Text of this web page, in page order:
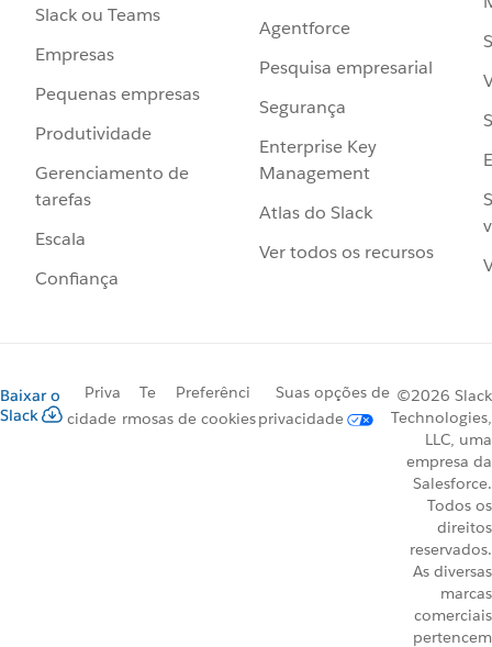
Slack ou Teams
Empresas
Pequenas empresas
Produtividade
Gerenciamento de
tarefas
Escala
Confiança
Agentforce
Pesquisa empresarial
Segurança
Enterprise Key
Management
Atlas do Slack
Ver todos os recursos
Baixar o
Slack
Priva
cidade
Te
rmos
Preferênci
as de cookies
Suas opções de
privacidade
©2026 Slack
Technologies,
LLC, uma
empresa da
Salesforce.
Todos os
direitos
reservados.
As diversas
marcas
comerciais
pertencem